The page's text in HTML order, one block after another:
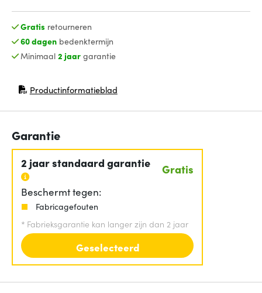
Gratis retourneren
60 dagenbedenktermijn
Minimaal 2 jaargarantie
Productinformatieblad
(opent in nieuw venster)
Garantie
2 jaar standaard garantie Gratis
Beschermt tegen:
Fabricagefouten
* Fabrieksgarantie kan langer zijn dan 2 jaar
Geselecteerd